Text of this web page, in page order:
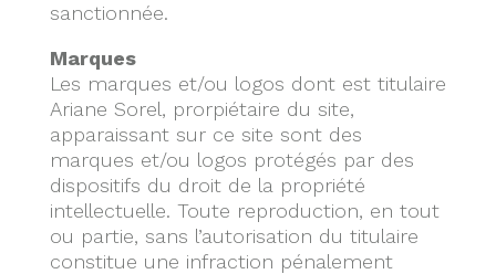
sanctionnée.
Marques
Les marques et/ou logos dont est titulaire
Ariane Sorel, prorpiétaire du site,
apparaissant sur ce site sont des
marques et/ou logos protégés par des
dispositifs du droit de la propriété
intellectuelle. Toute reproduction, en tout
ou partie, sans l’autorisation du titulaire
constitue une infraction pénalement